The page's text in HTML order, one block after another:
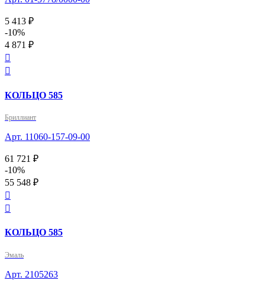
5 413 ₽
-10%
4 871 ₽


КОЛЬЦО 585
Бриллиант
Арт. 11060-157-09-00
61 721 ₽
-10%
55 548 ₽


КОЛЬЦО 585
Эмаль
Арт. 2105263